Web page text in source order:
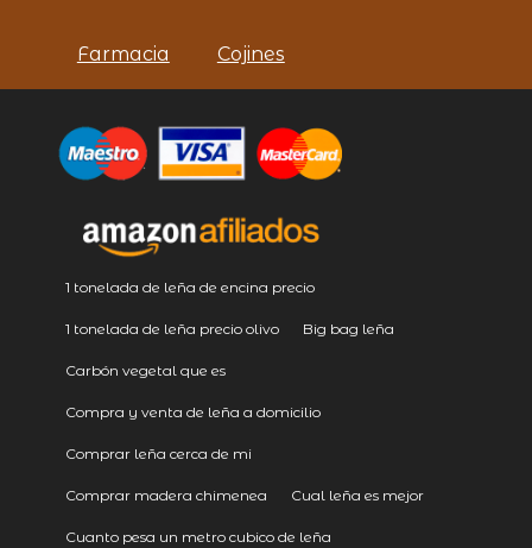
Farmacia Cojines
1 tonelada de leña de encina precio
1 tonelada de leña precio olivo Big bag leña
Carbón vegetal que es
Compra y venta de leña a domicilio
Comprar leña cerca de mi
Comprar madera chimenea Cual leña es mejor
Cuanto pesa un metro cubico de leña